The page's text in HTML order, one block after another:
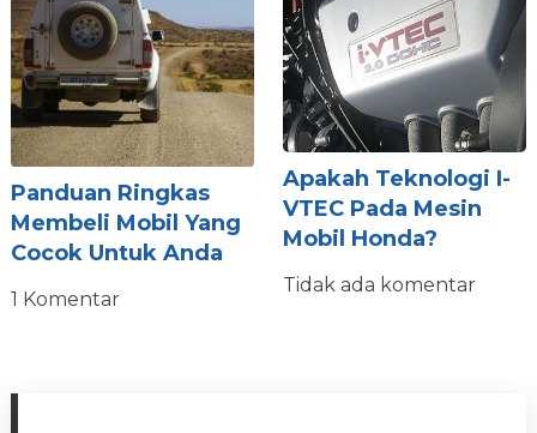
Panduan Ringkas
Membeli Mobil Yang
Cocok Untuk Anda
1 Komentar
Apakah Teknologi I-
VTEC Pada Mesin
Mobil Honda?
Tidak ada komentar